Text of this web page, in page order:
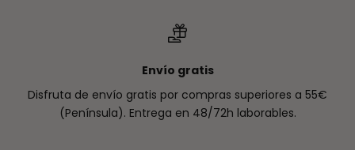
Envío gratis
Disfruta de envío gratis por compras superiores a 55€
(Península). Entrega en 48/72h laborables.